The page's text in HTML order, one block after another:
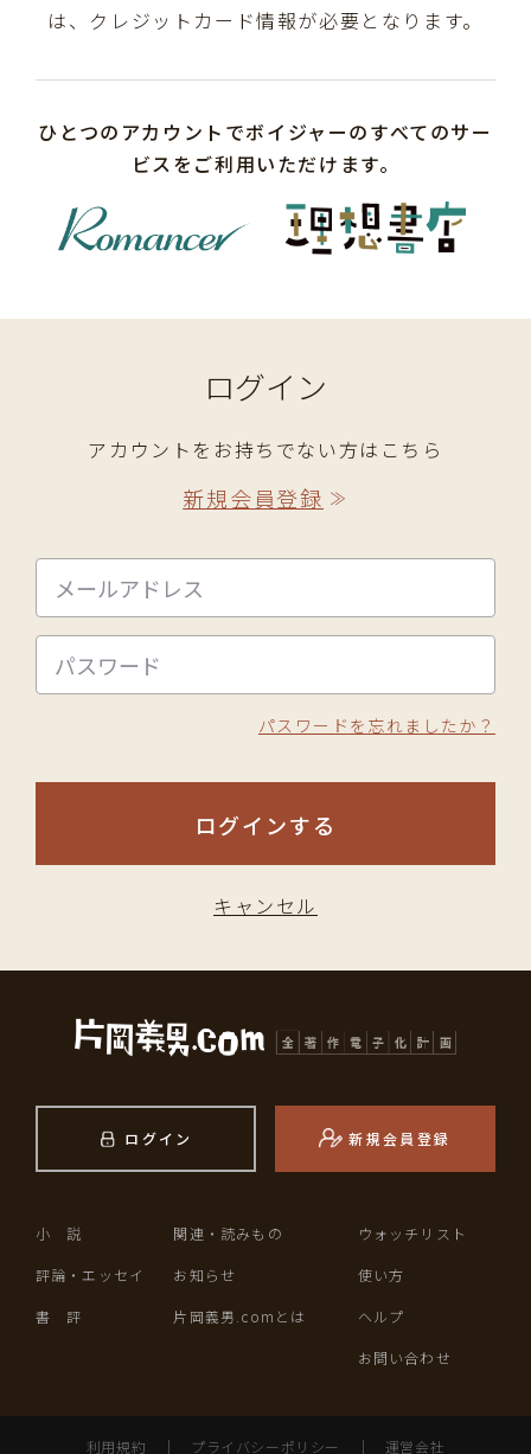
は、クレジットカード情報が必要となります。
ひとつのアカウントでボイジャーのすべてのサー
ビスをご利用いただけます。
ログイン
アカウントをお持ちでない方はこちら
新規会員登録 ≫
パスワードを忘れましたか？
ログインする
キャンセル
ログイン 新規会員登録
小 説
評論・エッセイ
書 評
関連・読みもの
お知らせ
片岡義男.comとは
ウォッチリスト
使い方
ヘルプ
お問い合わせ
利用規約 ｜ プライバシーポリシー ｜ 運営会社